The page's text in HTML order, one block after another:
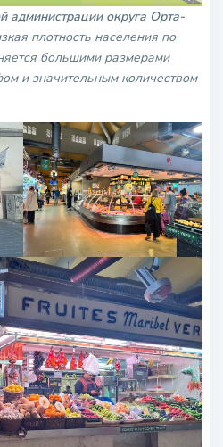
администрации округа Орта-
плотность населения по
большими размерами
и значительным количеством